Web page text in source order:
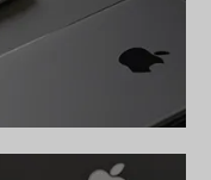
这也意味着： 企业网